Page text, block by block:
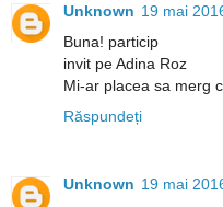
Unknown 19 mai
Buna! particip
invit pe Adina Roz
Mi-ar placea sa merg
Răspundeți
Unknown 19 mai